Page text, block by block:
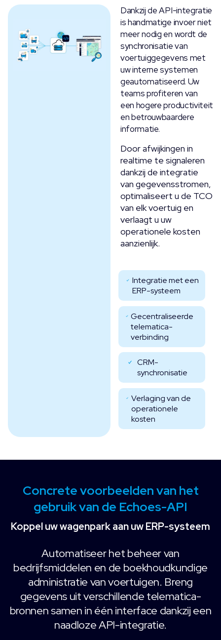
Dankzij de API-integratie
is handmatige invoer niet
meer nodig en wordt de
synchronisatie van
voertuiggegevens met
uw interne systemen
geautomatiseerd. Uw
teams profiteren van
een hogere productiviteit
en betrouwbaardere
informatie.
Door afwijkingen in
realtime te signaleren
dankzij de integratie
van gegevensstromen,
optimaliseert u de TCO
van elk voertuig en
verlaagt u uw
operationele kosten
aanzienlijk.
Integratie met een
ERP-systeem
Gecentraliseerde
telematica-
verbinding
CRM-
synchronisatie
Verlaging van de
operationele
kosten
Concrete voorbeelden van het
gebruik van de Echoes-API
Koppel uw wagenpark aan uw ERP-systeem
Automatiseer het beheer van
bedrijfsmiddelen en de boekhoudkundige
administratie van voertuigen. Breng
gegevens uit verschillende telematica-
bronnen samen in één interface dankzij een
naadloze API-integratie.